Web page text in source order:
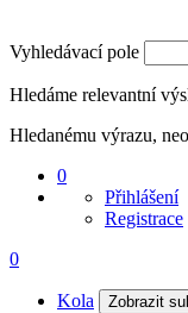
Vyhledávací pole
Hledáme relevantní
Hledanému výrazu,
0
Přihlášení
Registrace
0
Kola Zobrazit